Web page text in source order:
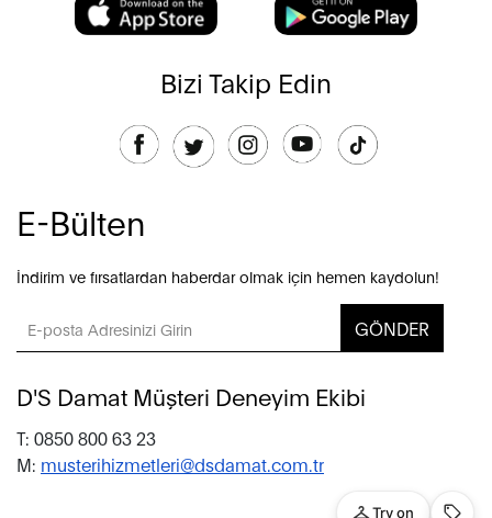
Bizi Takip Edin
E-Bülten
İndirim ve fırsatlardan haberdar olmak için hemen kaydolun!
GÖNDER
D'S Damat Müşteri Deneyim Ekibi
T: 0850 800 63 23
M: musterihizmetleri@dsdamat.com.tr